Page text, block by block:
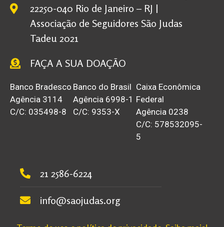
22250-040 Rio de Janeiro – RJ |
Associação de Seguidores São Judas
Tadeu 2021
FAÇA A SUA DOAÇÃO
Banco Bradesco
Agência 3114
C/C: 035498-8
Banco do Brasil
Agência 6998-1
C/C: 9353-X
Caixa Econômica
Federal
Agência 0238
C/C: 578532095-
5
21 2586-6224
info@saojudas.org